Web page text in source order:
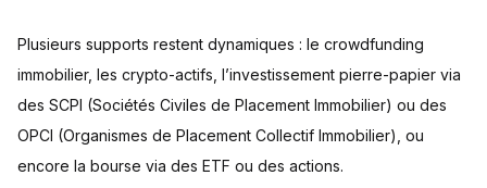
Plusieurs supports restent dynamiques : le crowdfunding
immobilier, les crypto-actifs, l’investissement pierre-papier via
des SCPI (Sociétés Civiles de Placement Immobilier) ou des
OPCI (Organismes de Placement Collectif Immobilier), ou
encore la bourse via des ETF ou des actions.